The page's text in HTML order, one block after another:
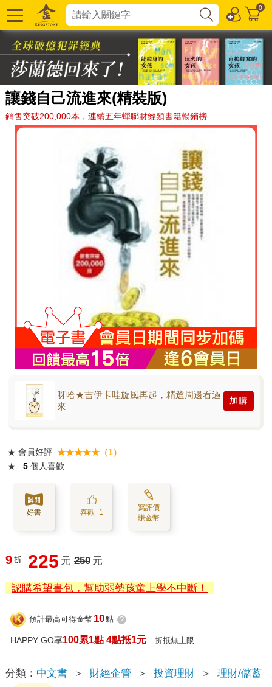
0
讓錢自己流進來(精裝版)
銷售突破200,000本，連續五年蟬聯財經類書籍暢銷榜
呀哈★吉伊卡哇旋風再起，精選周邊看過
來
加購
★ 會員好評 ★★★★★（1）
★
5 個人喜歡
好書 喜歡+1
寫評價
賺金幣
9 折 225 元 250 元
認購希望書包，幫助弱勢孩童上學不中斷！
預計最高可得金幣 10點 ?
HAPPY GO享100累1點 4點抵1元 折抵無上限
分類： 中文書 ＞ 財經企管 ＞ 投資理財 ＞ 理財/儲蓄